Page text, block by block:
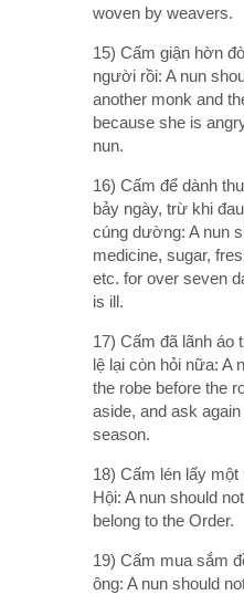
woven by weavers.
15) Cấm giận hờn
người rồi: A nun
another monk and
because she is
nun.
16) Cấm để dành
bảy ngày, trừ khi
cúng dường: A nun
medicine, sugar,
etc. for over seven
is ill.
17) Cấm đã lãnh
lệ lại còn hỏi nữa: A
the robe before the
aside, and ask
season.
18) Cấm lén lấy
Hội: A nun should
belong to the Order.
19) Cấm mua sắm
ông: A nun should